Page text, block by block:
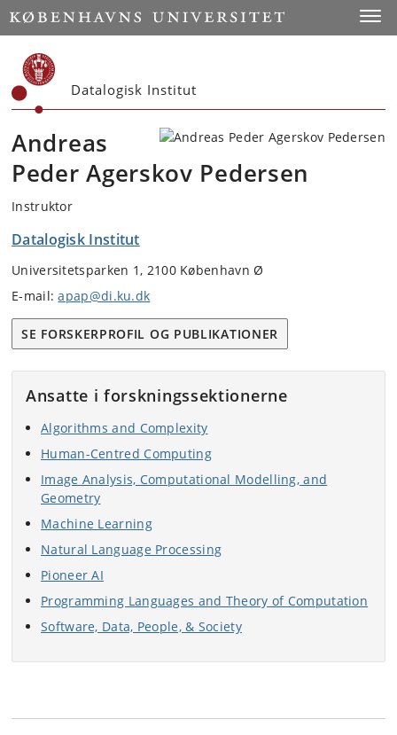
Start
Datalogisk Institut
Andreas
Peder Agerskov Pedersen
Instruktor
Datalogisk Institut
Universitetsparken 1, 2100 København Ø
E-mail:apap@di.ku.dk
SE FORSKERPROFIL OG PUBLIKATIONER
Ansatte i forskningssektionerne
Algorithms and Complexity
Human-Centred Computing
Image Analysis, Computational Modelling, and
Geometry
Machine Learning
Natural Language Processing
Pioneer AI
Programming Languages and Theory of Computation
Software, Data, People, & Society